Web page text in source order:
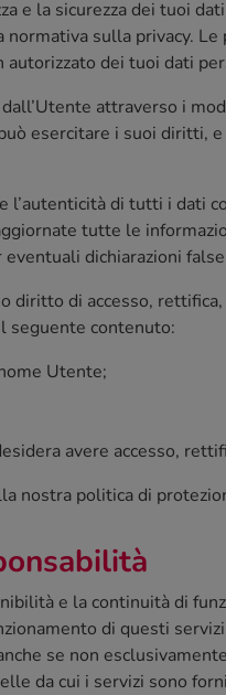
e la sicurezza dei tuoi
normativa sulla privacy.
dei tuoi dati
attraverso i
esercitare i suoi diritti,
l’autenticità di tutti i dati
tutte le
eventuali dichiarazioni
diritto di accesso,
seguente contenuto:
Utente;
avere accesso,
nostra politica di
e la continuità di
di questi
se non
da cui i servizi sono